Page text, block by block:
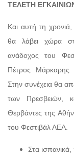
ΤΕΛΕΤΗ
Και αυτή τη
θα λάβει χώρα
ανάδοχος του
Πέτρος Μάρκαρης
Στην συνέχεια θα
των Πρεσβειών,
Θερβάντες της
του Φεστιβάλ ΛΕΑ.
Στα ισπανικά,